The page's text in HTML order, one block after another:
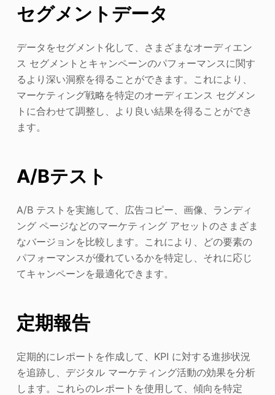
セグメントデータ
データをセグメント化して、さまざまなオーディエン
ス セグメントとキャンペーンのパフォーマンスに関す
るより深い洞察を得ることができます。これにより、
マーケティング戦略を特定のオーディエンス セグメン
トに合わせて調整し、より良い結果を得ることができ
ます。
A/Bテスト
A/B テストを実施して、広告コピー、画像、ランディ
ング ページなどのマーケティング アセットのさまざま
なバージョンを比較します。これにより、どの要素の
パフォーマンスが優れているかを特定し、それに応じ
てキャンペーンを最適化できます。
定期報告
定期的にレポートを作成して、KPI に対する進捗状況
を追跡し、デジタル マーケティング活動の効果を分析
します。これらのレポートを使用して、傾向を特定